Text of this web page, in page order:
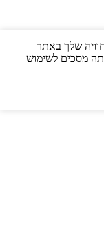
שלך באתר
מסכים לשימוש